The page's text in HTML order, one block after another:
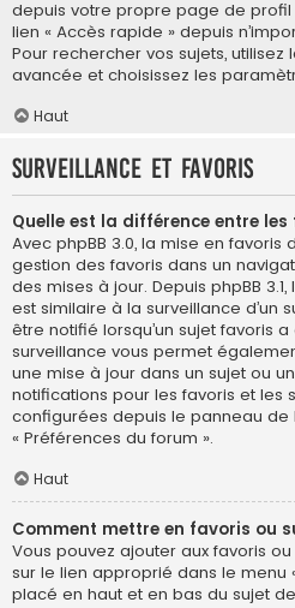
depuis votre propre page de profil
lien « Accès rapide » depuis
Pour rechercher vos sujets,
avancée et choisissez les
Haut
Surveillance et favoris
Quelle est la différence entre
Avec phpBB 3.0, la mise en favoris
gestion des favoris dans un
des mises à jour. Depuis phpBB
est similaire à la surveillance d’un
être notifié lorsqu’un sujet favoris
surveillance vous permet
une mise à jour dans un sujet ou
notifications pour les favoris et les
configurées depuis le panneau de
« Préférences du forum ».
Haut
Comment mettre en favoris ou
Vous pouvez ajouter aux favoris
sur le lien approprié dans le menu
placé en haut et en bas du sujet